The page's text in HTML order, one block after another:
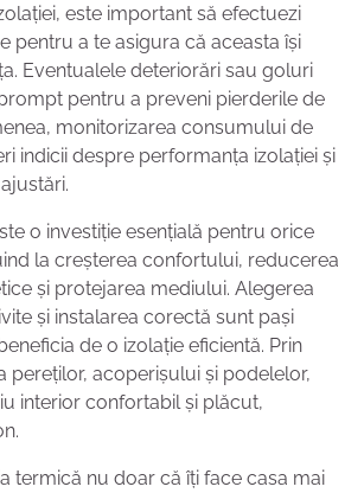
este important să efectuezi
pentru a te asigura că aceasta își
Eventualele deteriorări sau goluri
pentru a preveni pierderile de
monitorizarea consumului de
indicii despre performanța izolației și
o investiție esențială pentru orice
la creșterea confortului, reducerea
și protejarea mediului. Alegerea
și instalarea corectă sunt pași
de o izolație eficientă. Prin
pereților, acoperișului și podelelor,
interior confortabil și plăcut,
termică nu doar că îți face casa mai